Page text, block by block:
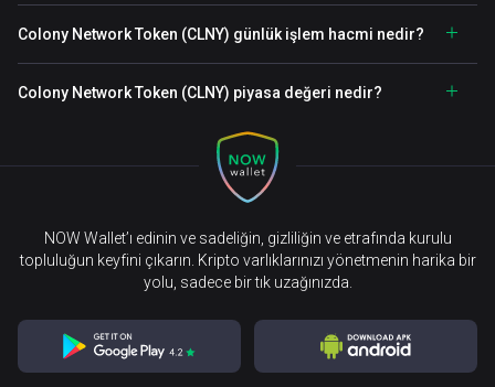
Colony Network Token (CLNY) günlük işlem hacmi nedir?
Colony Network Token (CLNY) piyasa değeri nedir?
NOW Wallet’ı edinin ve sadeliğin, gizliliğin ve etrafında kurulu
topluluğun keyfini çıkarın. Kripto varlıklarınızı yönetmenin harika bir
yolu, sadece bir tık uzağınızda.